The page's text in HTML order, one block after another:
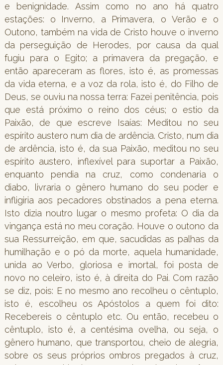
e benignidade. Assim como no ano há quatro
estações: o Inverno, a Primavera, o Verão e o
Outono, também na vida de Cristo houve o inverno
da perseguição de Herodes, por causa da qual
fugiu para o Egito; a primavera da pregação, e
então apareceram as flores, isto é, as promessas
da vida eterna, e a voz da rola, isto é, do Filho de
Deus, se ouviu na nossa terra: Fazei penitência, pois
que está próximo o reino dos céus; o estio da
Paixão, de que escreve Isaías: Meditou no seu
espírito austero num dia de ardência. Cristo, num dia
de ardência, isto é, da sua Paixão, meditou no seu
espírito austero, inflexível para suportar a Paixão,
enquanto pendia na cruz, como condenaria o
diabo, livraria o gênero humano do seu poder e
infligiria aos pecadores obstinados a pena eterna.
Isto dizia noutro lugar o mesmo profeta: O dia da
vingança está no meu coração. Houve o outono da
sua Ressurreição, em que, sacudidas as palhas da
humilhação e o pó da morte, aquela humanidade,
unida ao Verbo, gloriosa e imortal, foi posta de
novo no celeiro, isto é, à direita do Pai. Com razão
se diz, pois: E no mesmo ano recolheu o cêntuplo,
isto é, escolheu os Apóstolos a quem foi dito:
Recebereis o cêntuplo etc. Ou então, recebeu o
cêntuplo, isto é, a centésima ovelha, ou seja, o
gênero humano, que transportou, cheio de alegria,
sobre os seus próprios ombros pregados à cruz,